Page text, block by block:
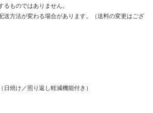
るものではありません。
方法が変わる場合があります。（送料の変更はござ
日焼け／照り返し軽減機能付き）